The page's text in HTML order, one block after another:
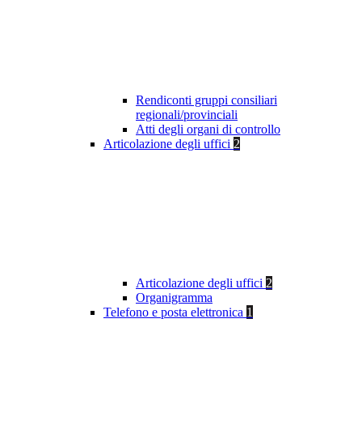
Rendiconti gruppi consiliari
regionali/provinciali
Atti degli organi di controllo
Articolazione degli uffici 2
Articolazione degli uffici 2
Organigramma
Telefono e posta elettronica 1